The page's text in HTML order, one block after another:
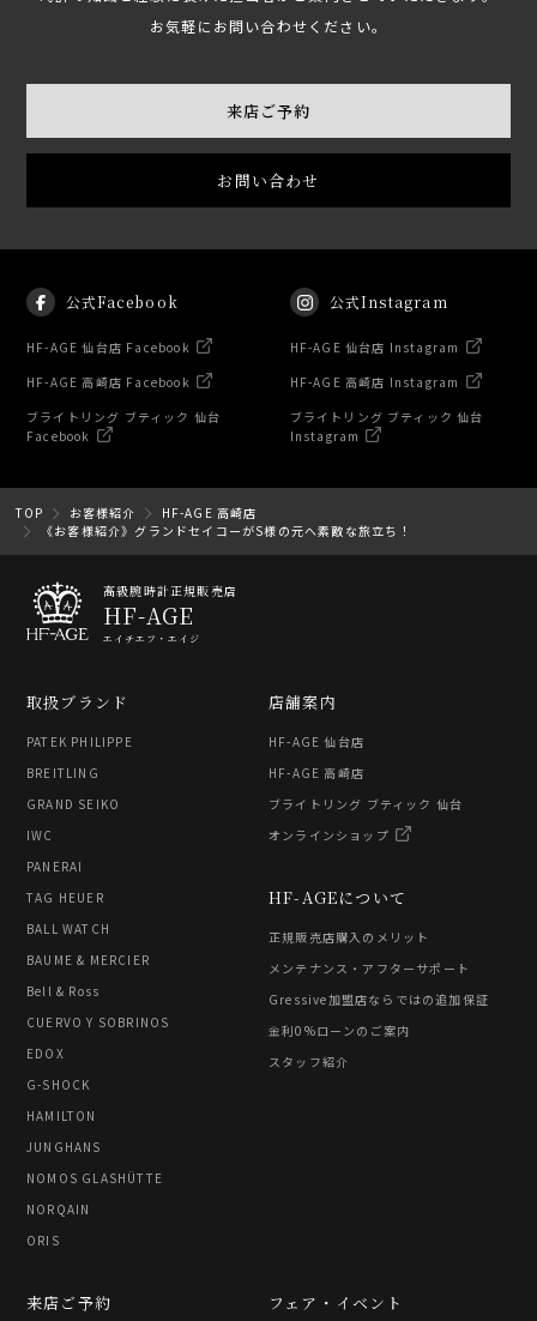
お気軽にお問い合わせください。
来店ご予約
お問い合わせ
公式Facebook
HF-AGE 仙台店 Facebook
HF-AGE 高崎店 Facebook
ブライトリング ブティック 仙台
Facebook
公式Instagram
HF-AGE 仙台店 Instagram
HF-AGE 高崎店 Instagram
ブライトリング ブティック 仙台
Instagram
TOP お客様紹介
HF-AGE 高崎店
《お客様紹介》グランドセイコーがS様の元へ素敵な旅立ち！
高級腕時計正規販売店
HF-AGE
エイチエフ・エイジ
取扱ブランド
PATEK PHILIPPE
BREITLING
GRAND SEIKO
IWC
PANERAI
TAG HEUER
BALL WATCH
BAUME & MERCIER
Bell & Ross
CUERVO Y SOBRINOS
EDOX
G-SHOCK
HAMILTON
JUNGHANS
NOMOS GLASHÜTTE
NORQAIN
ORIS
HF-AGEについて
正規販売店購入のメリット
メンテナンス・アフターサポート
Gressive加盟店ならではの追加保証
金利0%ローンのご案内
スタッフ紹介
店舗案内
HF-AGE 仙台店
HF-AGE 高崎店
ブライトリング ブティック 仙台
オンラインショップ
フェア・イベント
来店ご予約